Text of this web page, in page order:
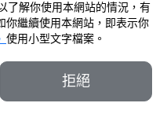
了解你使用本網站的情況，有
你繼續使用本網站，即表示你
使用小型文字檔案。
拒絕
All Rights